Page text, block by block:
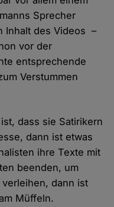
Sprecher
Inhalt des Videos –
vor der
entsprechende
Verstummen
dass sie Satirikern
dann ist etwas
ihre Texte mit
beenden, um
dann ist
Müffeln.